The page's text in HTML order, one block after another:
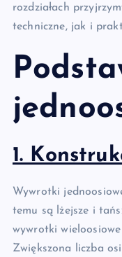
rozdziałach
techniczne, jak i
1.
Wywrotki
temu są lżejsze i
wywrotki
Zwiększona liczba